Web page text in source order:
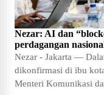
Nezar: AI dan
perdagangan
Nezar - Jakarta —
dikonfirmasi di ibu
Menteri Komunikasi